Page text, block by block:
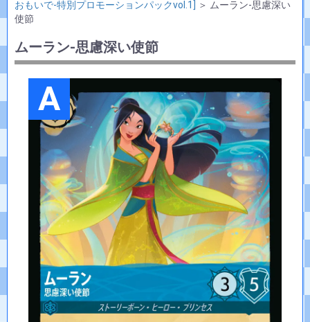
おもいで-特別プロモーションパックvol.1]
＞ ムーラン-思慮深い
使節
ムーラン-思慮深い使節
A